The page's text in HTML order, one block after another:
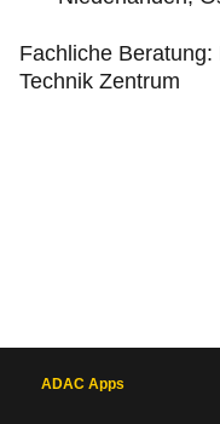
Fachliche
Technik Zentrum
ADAC Apps